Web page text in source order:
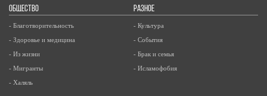
ОБЩЕСТВО
- Благотворительность
- Здоровье и медицина
- Из жизни
- Мигранты
- Халяль
РАЗНОЕ
- Культура
- События
- Брак и семья
- Исламофобия